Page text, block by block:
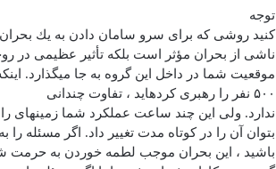
توجه
كنید روشی كه برای سرو سامان دادن به یك بحران
ناشی از بحران مؤثر است بلكه تأثیر عظیمی در
موقعیت شما در داخل این گروه به جا می‏گذارد.
۵۰۰ نفر را رهبری كرده‏اید ، تفاوت چندانی
ندارد. ولی این چند ساعت عملكرد شما زمینه‏ای
بتوان آن را در كوتاه مدت تغییر داد. اگر مسئله
باشید ، این بحران موجب لطمه خوردن به حرمت